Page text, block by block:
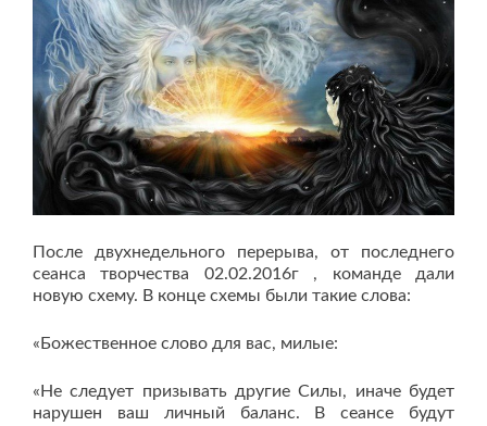
После двухнедельного перерыва, от последнего
сеанса творчества 02.02.2016г , команде дали
новую схему. В конце схемы были такие слова:
«Божественное слово для вас, милые:
«Не следует призывать другие Силы, иначе будет
нарушен ваш личный баланс. В сеансе будут